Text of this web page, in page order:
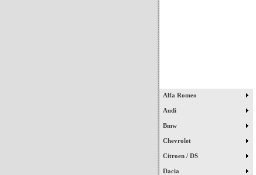
Alfa Romeo
Audi
Bmw
Chevrolet
Citroen / DS
Dacia